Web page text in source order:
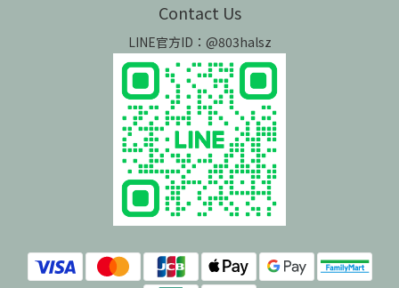
Contact Us
LINE官方ID：@803halsz